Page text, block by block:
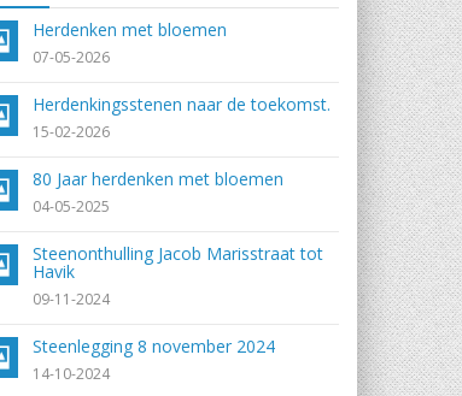
Herdenken met bloemen
07-05-2026
Herdenkingsstenen naar de toekomst.
15-02-2026
80 Jaar herdenken met bloemen
04-05-2025
Steenonthulling Jacob Marisstraat tot
Havik
09-11-2024
Steenlegging 8 november 2024
14-10-2024